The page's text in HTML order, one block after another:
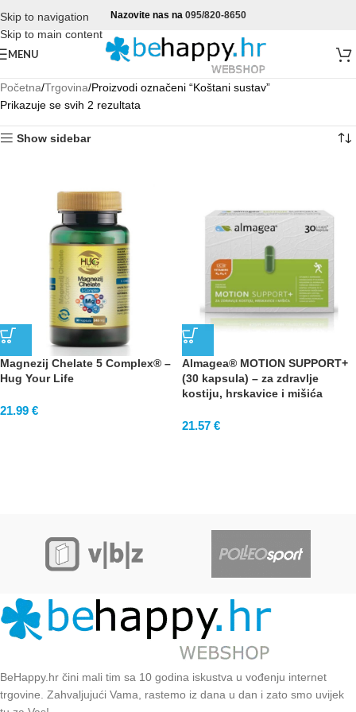
Skip to navigation
Skip to main content
Nazovite nas na 095/820-8650
MENU
Početna Trgovina Proizvodi označeni “Koštani sustav”
Prikazuje se svih 2 rezultata
Show sidebar
Magnezij Chelate 5 Complex® –
Hug Your Life
21.99 €
Almagea® MOTION SUPPORT+
(30 kapsula) – za zdravlje
kostiju, hrskavice i mišića
21.57 €
BeHappy.hr čini mali tim sa 10 godina iskustva u vođenju internet
trgovine. Zahvaljujući Vama, rastemo iz dana u dan i zato smo uvijek